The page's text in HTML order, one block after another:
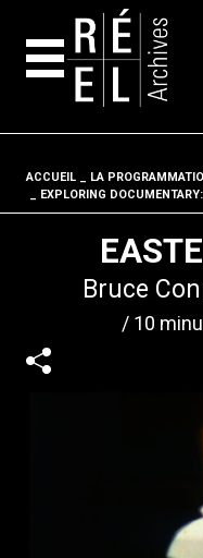
ACCUEIL
LA
EXPLORING
Bruce
10